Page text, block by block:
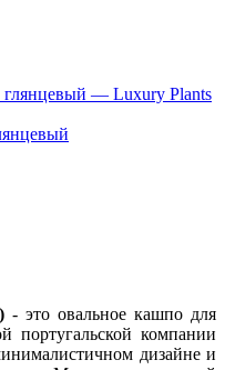
- это овальное кашпо для
португальской компании
дизайне и